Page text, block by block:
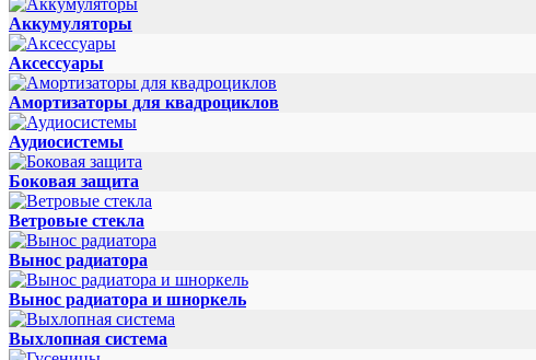
Аккумуляторы
Аксессуары
Амортизаторы для квадроциклов
Аудиосистемы
Боковая защита
Ветровые стекла
Вынос радиатора
Вынос радиатора и шноркель
Выхлопная система